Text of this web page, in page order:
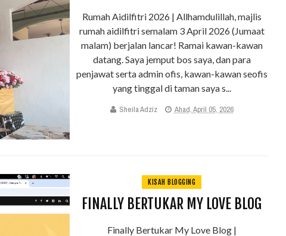
Rumah Aidilfitri 2026 | Allhamdulillah, majlis
rumah aidilfitri semalam 3 April 2026 (Jumaat
malam) berjalan lancar! Ramai kawan-kawan
datang. Saya jemput bos saya, dan para
penjawat serta admin ofis, kawan-kawan seofis
yang tinggal di taman saya s...
Sheila Adziz Ahad, April 05, 2026
KISAH BLOGGING
FINALLY BERTUKAR MY LOVE BLOG
Finally Bertukar My Love Blog |